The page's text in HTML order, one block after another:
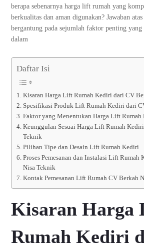
berapa sebenarnya harga lift rumah yang
berkualitas dan aman digunakan? Jawaban
bergantung pada sejumlah faktor penting
dalam
Daftar Isi
Kisaran Harga Lift Rumah Kediri dari CV
Spesifikasi Produk Lift Rumah Kediri dari
Faktor yang Menentukan Harga Lift Rumah
Keunggulan Sesuai Harga Lift Rumah
Teknik
Pilihan Tipe dan Desain Lift Rumah Kediri
Proses Pemesanan dan Instalasi Lift
Nisa Teknik
Kontak Pemesanan Lift Rumah CV Berkah
Kisaran Harga
Rumah Kediri